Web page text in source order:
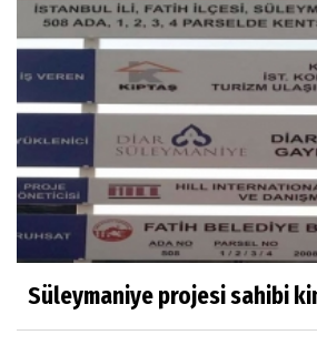
M. Şevket Atalay
Nüfus ve Seçmen
Misafir Yazar
Yapay zekâ
kontrolü sağlamak
Süleymaniye projesi sahibi